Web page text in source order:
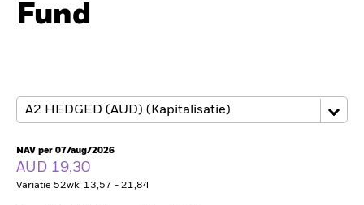
Fund
NAV per 07/aug/2026
AUD 19,30
Variatie 52wk: 13,57 - 21,84